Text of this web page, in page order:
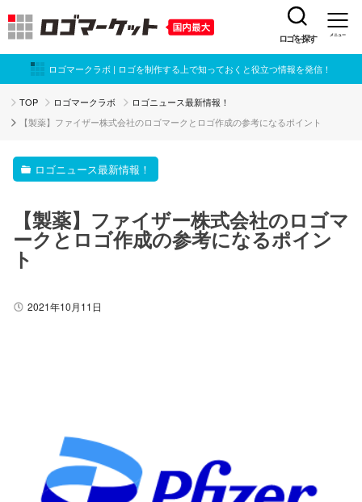
ロゴを探す メニュー
ロゴマークラボ | ロゴを制作する上で知っておくと役立つ情報を発信！
TOP ロゴマークラボ ロゴニュース最新情報！
【製薬】ファイザー株式会社のロゴマークとロゴ作成の参考になるポイント
ロゴニュース最新情報！
【製薬】ファイザー株式会社のロゴマ
ークとロゴ作成の参考になるポイン
ト
2021年10月11日